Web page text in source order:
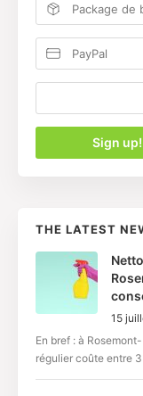
Package de
PayPal
THE LATEST
15
En bref : à
régulier coûte entre